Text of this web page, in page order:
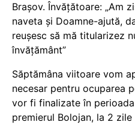
Brașov. Învățătoare: „Am
naveta și Doamne-ajută,
reușesc să mă titularizez
învățământ”
Săptămâna viitoare vom
necesar pentru ocuparea
vor fi finalizate în
premierul Bolojan, la 2